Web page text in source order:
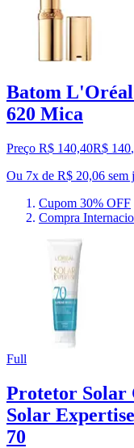
Batom
620 Mica
Preço R$ 140,40R$ 140,
Ou 7x de R$ 20,06 sem
Cupom 30% OFF
Compra
Full
Protetor
Solar
70